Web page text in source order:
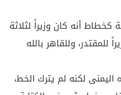
كخطاط أنه كان وزيراً لثلاثة
للمقتدر، وللقاهر بالله
لكنه لم يترك الخط،